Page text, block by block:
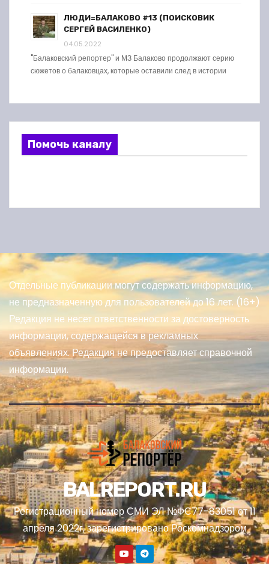
ЛЮДИ=БАЛАКОВО #13 (ПОИСКОВИК
СЕРГЕЙ ВАСИЛЕНКО)
04.05.2022
"Балаковский репортер" и МЗ Балаково продолжают серию
сюжетов о балаковцах, которые оставили след в истории
Помочь каналу
Отдельные публикации могут содержать информацию,
не предназначенную для пользователей до 16 лет. (16+)
Редакция не несет ответственности за достоверность
информации, содержащейся в рекламных
объявлениях. Редакция не предоставляет справочной
информации.
BALREPORT.RU
Регистрационный номер СМИ ЭЛ №ФС77-83051 от 11
апреля 2022г, зарегистрировано Роскомнадзором